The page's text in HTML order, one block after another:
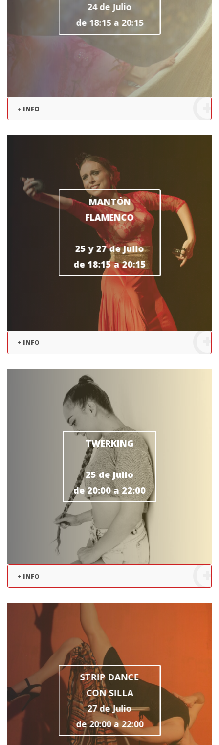
24 de Julio
de 18:15 a 20:15
+ INFO
MANTÓN
FLAMENCO
25 y 27 de Julio
de 18:15 a 20:15
+ INFO
TWERKING
25 de Julio
de 20:00 a 22:00
+ INFO
STRIP DANCE
CON SILLA
27 de Julio
de 20:00 a 22:00